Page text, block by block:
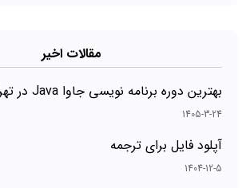
مقالات اخیر
بهترین دوره برنامه نویسی جاوا Java در تهران
1405-3-24
آپلود فایل برای ترجمه
1404-12-5